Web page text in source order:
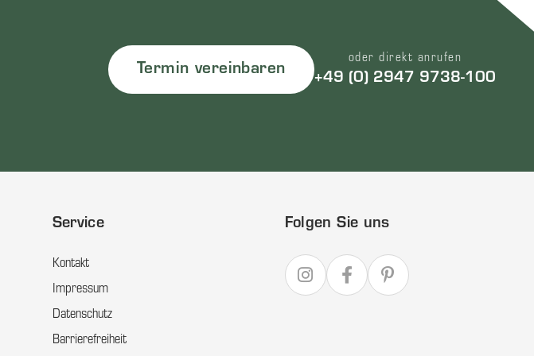
Termin vereinbaren
oder direkt anrufen
+49 (0) 2947 9738-100
Service
Kontakt
Impressum
Datenschutz
Barrierefreiheit
Folgen Sie uns